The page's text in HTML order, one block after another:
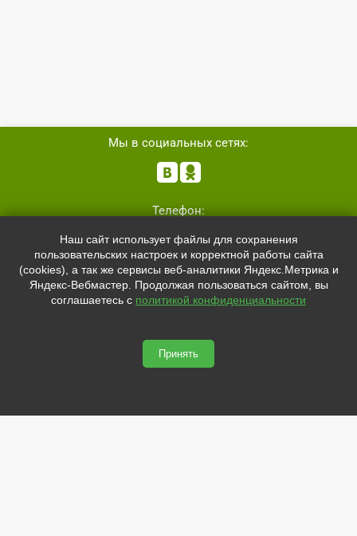
svetled53.ru © 2026
Адрес:
Телефон:
+7 (952)4829892
sale@svetled53.ru
Мы в социальных сетях:
 
Наш сайт использует файлы для сохранения
пользовательских настроек и корректной работы сайта
(cookies), а так же сервисы веб-аналитики Яндекс.Метрика и
Яндекс-Вебмастер. Продолжая пользоваться сайтом, вы
соглашаетесь с политикой конфиденциальности
Принять